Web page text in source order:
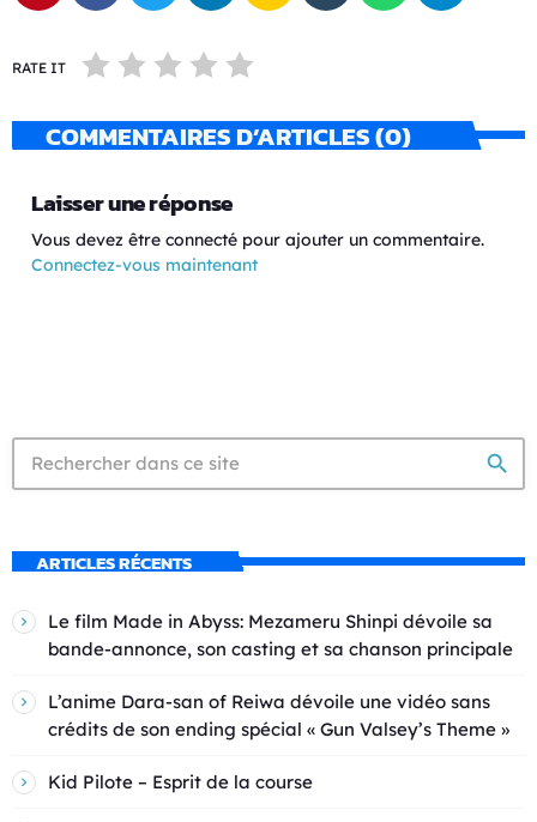
RATE IT
COMMENTAIRES D’ARTICLES (0)
Laisser une réponse
Vous devez être connecté pour ajouter un commentaire.
Connectez-vous maintenant
search
ARTICLES RÉCENTS
Le film Made in Abyss: Mezameru Shinpi dévoile sa
bande-annonce, son casting et sa chanson principale
L’anime Dara-san of Reiwa dévoile une vidéo sans
crédits de son ending spécial « Gun Valsey’s Theme »
Kid Pilote – Esprit de la course